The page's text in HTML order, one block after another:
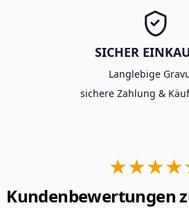
SICHER
Langlebige
sichere Zahlung &
Kundenbewertungen